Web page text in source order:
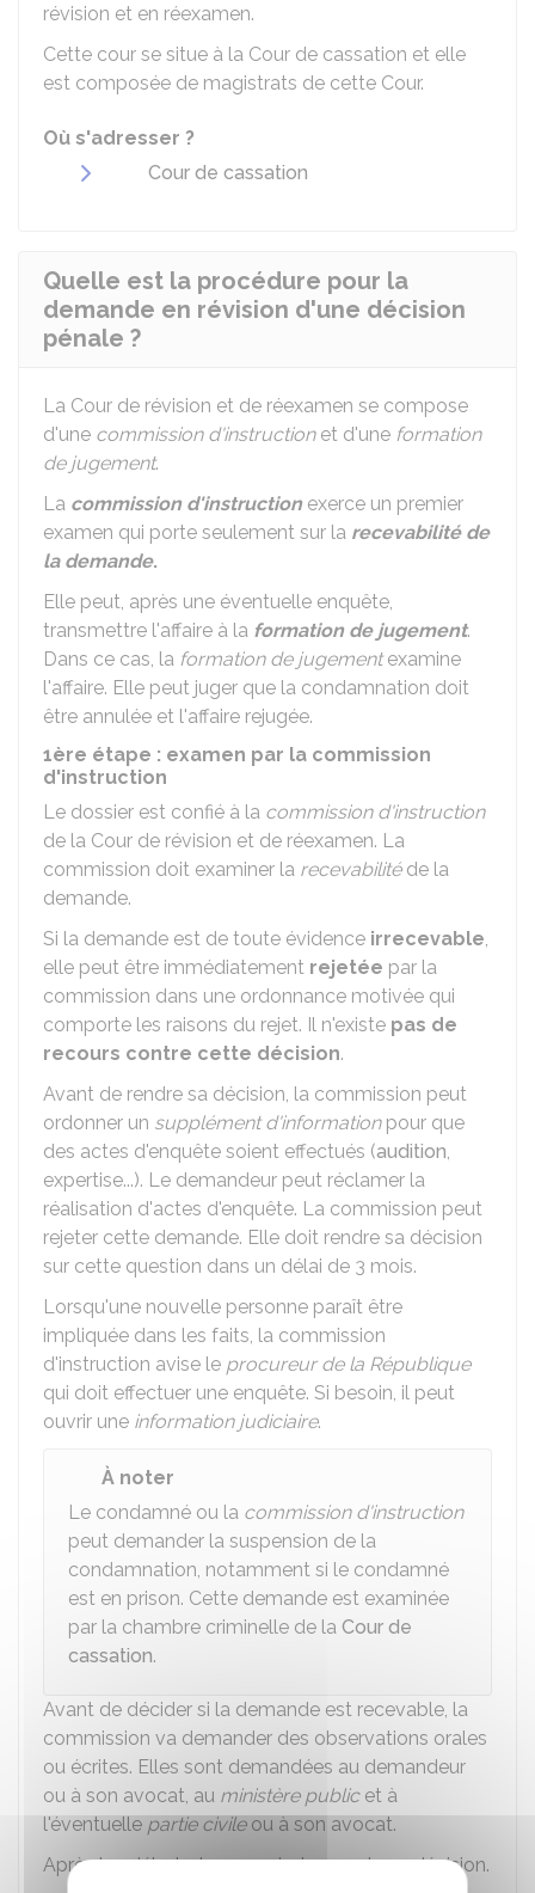
révision et en réexamen.
Cette cour se situe à la Cour de cassation et elle
est composée de magistrats de cette Cour.
Où s'adresser ?
Cour de cassation
Quelle est la procédure pour la
demande en révision d'une décision
pénale ?
La Cour de révision et de réexamen se compose
d'une commission d'instructionet d'une formation
de jugement.
La commission d'instructionexerce un premier
examen qui porte seulement sur la recevabilité de
la demande.
Elle peut, après une éventuelle enquête,
transmettre l'affaire à la formation de jugement.
Dans ce cas, la formation de jugementexamine
l'affaire. Elle peut juger que la condamnation doit
être annulée et l'affaire rejugée.
1ère étape : examen par la commission
d'instruction
Le dossier est confié à la commission d'instruction
de la Cour de révision et de réexamen. La
commission doit examiner la recevabilitéde la
demande.
Si la demande est de toute évidence irrecevable,
elle peut être immédiatement rejetée par la
commission dans une ordonnance motivée qui
comporte les raisons du rejet. Il n'existe pas de
recours contre cette décision.
Avant de rendre sa décision, la commission peut
ordonner un supplément d'informationpour que
des actes d'enquête soient effectués (audition,
expertise...). Le demandeur peut réclamer la
réalisation d'actes d'enquête. La commission peut
rejeter cette demande. Elle doit rendre sa décision
sur cette question dans un délai de 3 mois.
Lorsqu'une nouvelle personne paraît être
impliquée dans les faits, la commission
d'instruction avise le procureur de la République
qui doit effectuer une enquête. Si besoin, il peut
ouvrir une information judiciaire.
À noter
Le condamné ou la commission d'instruction
peut demander la suspension de la
condamnation, notamment si le condamné
est en prison. Cette demande est examinée
par la chambre criminelle de la Cour de
cassation.
Avant de décider si la demande est recevable, la
commission va demander des observations orales
ou écrites. Elles sont demandées au demandeur
ou à son avocat, au ministère publicet à
l'éventuelle partie civileou à son avocat.
Après les débats, la commission rend une décision.